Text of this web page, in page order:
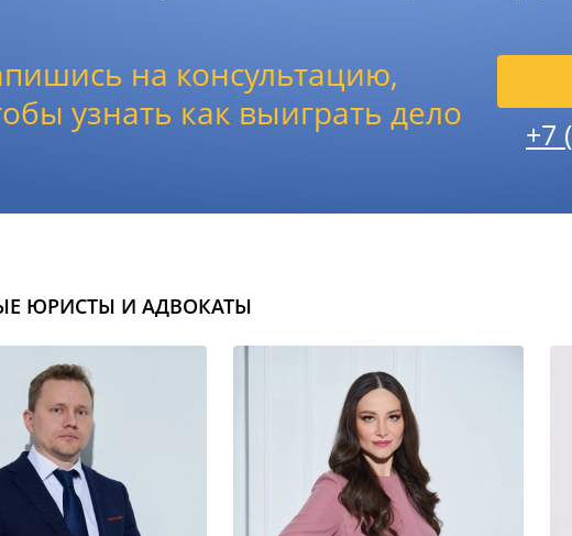
на консультацию,
узнать как выиграть дело
+7
ЮРИСТЫ И АДВОКАТЫ